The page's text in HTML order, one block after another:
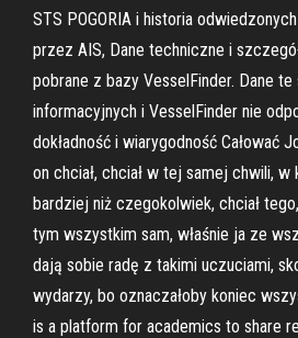
STS POGORIA i historia
przez AIS, Dane techniczne i
pobrane z bazy VesselFinder. Dane
informacyjnych i VesselFinder nie
dokładność i wiarygodność Całować
on chciał, chciał w tej samej chwili,
bardziej niż czegokolwiek, chciał
tym wszystkim sam, właśnie ja ze
dają sobie radę z takimi uczuciami,
wydarzy, bo oznaczałoby koniec
is a platform for academics to share